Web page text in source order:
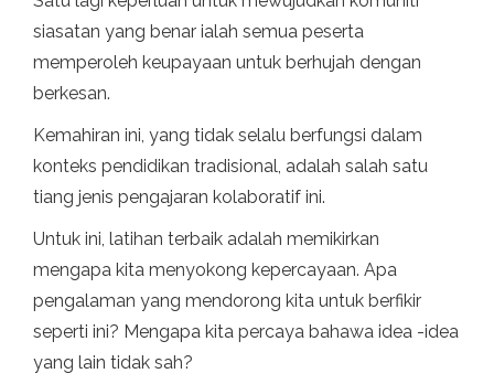
siasatan yang benar ialah semua peserta
memperoleh keupayaan untuk berhujah dengan
berkesan.
Kemahiran ini, yang tidak selalu berfungsi dalam
konteks pendidikan tradisional, adalah salah satu
tiang jenis pengajaran kolaboratif ini.
Untuk ini, latihan terbaik adalah memikirkan
mengapa kita menyokong kepercayaan. Apa
pengalaman yang mendorong kita untuk berfikir
seperti ini? Mengapa kita percaya bahawa idea -idea
yang lain tidak sah?